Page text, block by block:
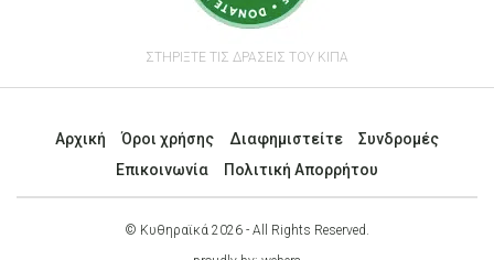
ΣΤΗΡΙΞΤΕ ΤΙΣ ΔΡΑΣΕΙΣ ΤΟΥ ΚΙΠΑ
Αρχική Όροι χρήσης Διαφημιστείτε
Συνδρομές
Επικοινωνία
Πολιτική Απορρήτου
© Κυθηραϊκά 2026 - All Rights Reserved.